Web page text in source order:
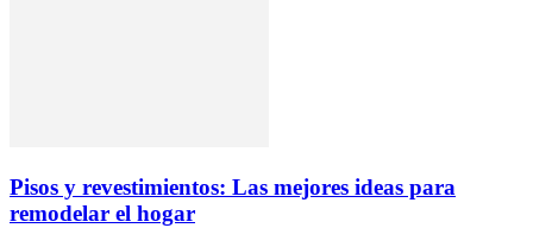
Pisos y revestimientos: Las mejores ideas para
remodelar el hogar